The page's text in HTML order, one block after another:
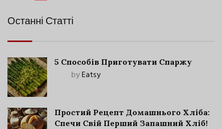
Останні Статті
5 Способів Приготувати Спаржу
byEatsy
Простий Рецепт Домашнього Хліба:
Спечи Свій Перший Запашний Хліб!